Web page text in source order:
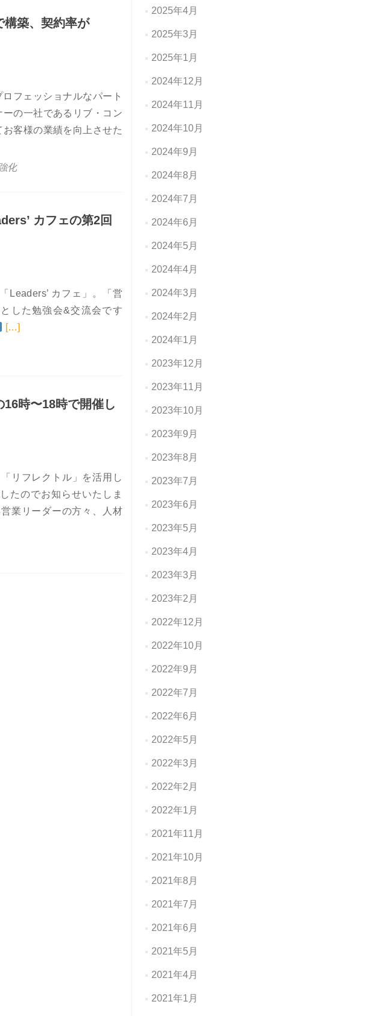
構築、契約率が
フェッショナルなパート
の一社であるリブ・コン
客様の業績を向上させた
」のセミナー・リーフレット
化
カフェの第2回
Leaders’ カフェ」。「営
した勉強会&交流会です
Read more about 営業力育成コミュニティのイベント、Leaders’ カフェの第2回
[…]
時〜18時で開催し
リフレクトル」を活用し
たのでお知らせいたしま
業リーダーの方々、人材
催します
2025年4月
2025年3月
2025年1月
2024年12月
2024年11月
2024年10月
2024年9月
2024年8月
2024年7月
2024年6月
2024年5月
2024年4月
2024年3月
2024年2月
2024年1月
2023年12月
2023年11月
2023年10月
2023年9月
2023年8月
2023年7月
2023年6月
2023年5月
2023年4月
2023年3月
2023年2月
2022年12月
2022年10月
2022年9月
2022年7月
2022年6月
2022年5月
2022年3月
2022年2月
2022年1月
2021年11月
2021年10月
2021年8月
2021年7月
2021年6月
2021年5月
2021年4月
2021年1月